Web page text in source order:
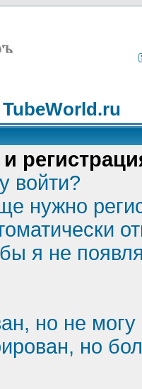
войти?
нужно
я не
но не могу
но